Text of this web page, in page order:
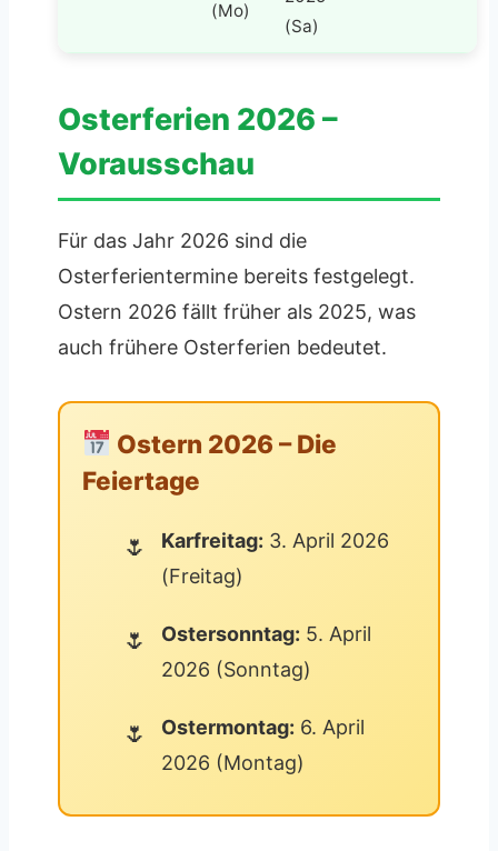
(Mo)
(Sa)
Osterferien 2026 –
Vorausschau
Für das Jahr 2026 sind die
Osterferientermine bereits festgelegt.
Ostern 2026 fällt früher als 2025, was
auch frühere Osterferien bedeutet.
Ostern 2026 – Die
Feiertage
Karfreitag: 3. April 2026
(Freitag)
Ostersonntag: 5. April
2026 (Sonntag)
Ostermontag: 6. April
2026 (Montag)